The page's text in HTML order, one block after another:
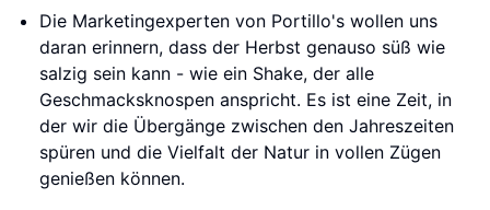
Die Marketingexperten von Portillo's wollen uns
daran erinnern, dass der Herbst genauso süß wie
salzig sein kann - wie ein Shake, der alle
Geschmacksknospen anspricht. Es ist eine Zeit, in
der wir die Übergänge zwischen den Jahreszeiten
spüren und die Vielfalt der Natur in vollen Zügen
genießen können.